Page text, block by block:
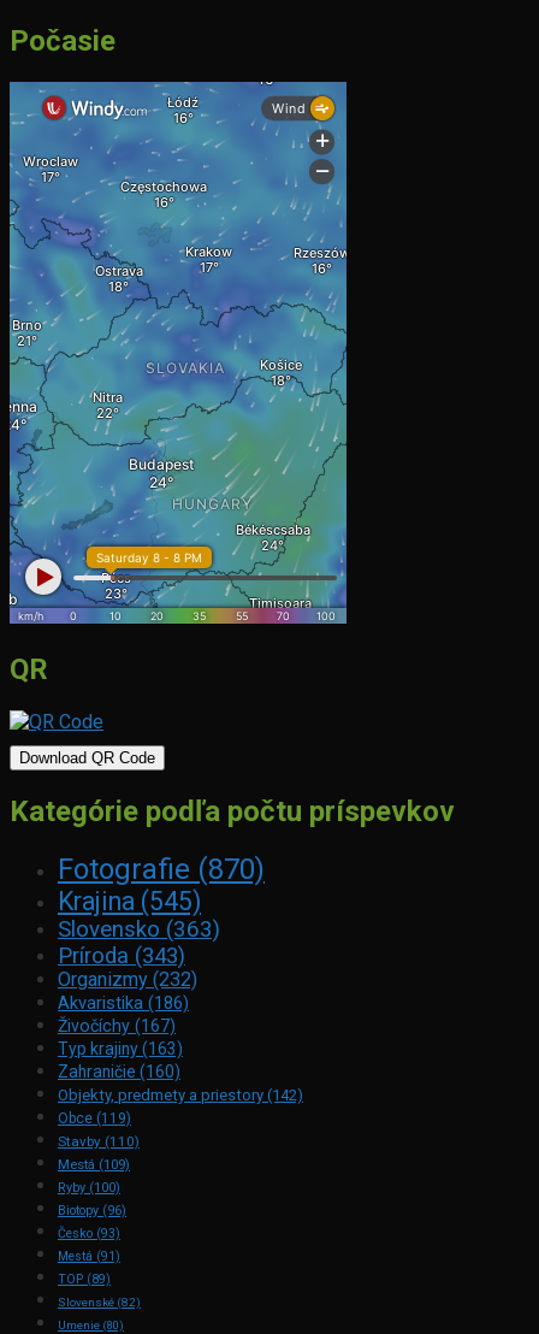
Počasie
QR
Download QR Code
Kategórie podľa počtu príspevkov
Fotografie (870)
Krajina (545)
Slovensko (363)
Príroda (343)
Organizmy (232)
Akvaristika (186)
Živočíchy (167)
Typ krajiny(163)
Zahraničie (160)
Objekty, predmety a priestory (142)
Obce (119)
Stavby (110)
Mestá (109)
Ryby (100)
Biotopy (96)
Česko (93)
Mestá (91)
TOP (89)
Slovenské (82)
Umenie (80)